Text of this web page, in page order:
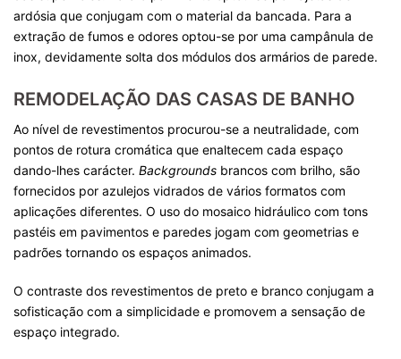
ardósia que conjugam com o material da bancada. Para a
extração de fumos e odores optou-se por uma campânula de
inox, devidamente solta dos módulos dos armários de parede.
REMODELAÇÃO DAS CASAS DE BANHO
Ao nível de revestimentos procurou-se a neutralidade, com
pontos de rotura cromática que enaltecem cada espaço
dando-lhes carácter. Backgrounds brancos com brilho, são
fornecidos por azulejos vidrados de vários formatos com
aplicações diferentes. O uso do mosaico hidráulico com tons
pastéis em pavimentos e paredes jogam com geometrias e
padrões tornando os espaços animados.
O contraste dos revestimentos de preto e branco conjugam a
sofisticação com a simplicidade e promovem a sensação de
espaço integrado.